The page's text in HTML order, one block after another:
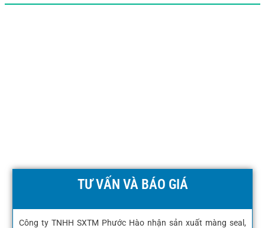
TƯ VẤN VÀ BÁO GIÁ
Công ty TNHH SXTM Phước Hào nhận sản xuất màng seal,